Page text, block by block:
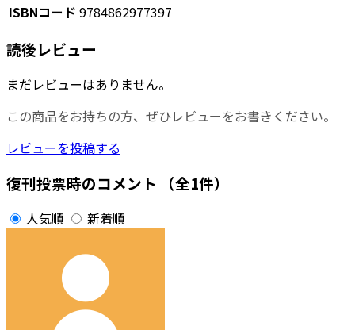
ISBNコード 9784862977397
読後レビュー
まだレビューはありません。
この商品をお持ちの方、ぜひレビューをお書きください。
レビューを投稿する
復刊投票時のコメント （全1件）
人気順 新着順